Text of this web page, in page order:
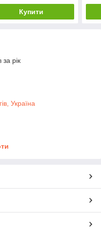
Купити
за рік
Україна